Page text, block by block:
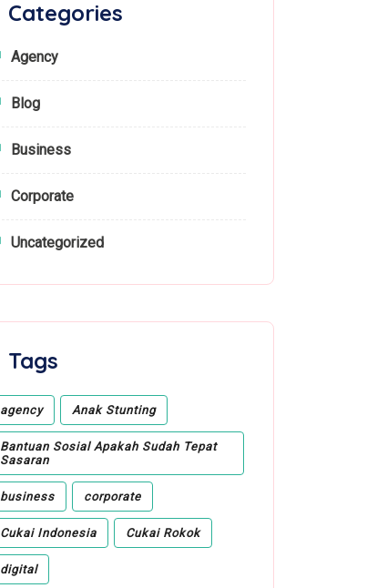
Categories
Agency
Blog
Business
Corporate
Uncategorized
Tags
agency Anak Stunting
Bantuan Sosial Apakah Sudah Tepat
Sasaran
business corporate
Cukai Indonesia Cukai Rokok
digital